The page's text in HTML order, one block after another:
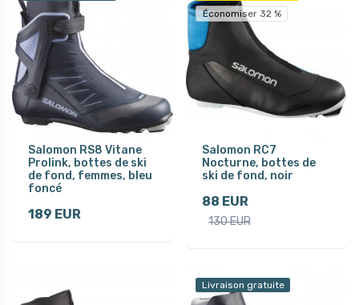
Salomon RS8 Vitane
Prolink, bottes de ski
de fond, femmes, bleu
foncé
189 EUR
Économiser 32 %
Salomon RC7
Nocturne, bottes de
ski de fond, noir
88 EUR
130 EUR
Livraison gratuite